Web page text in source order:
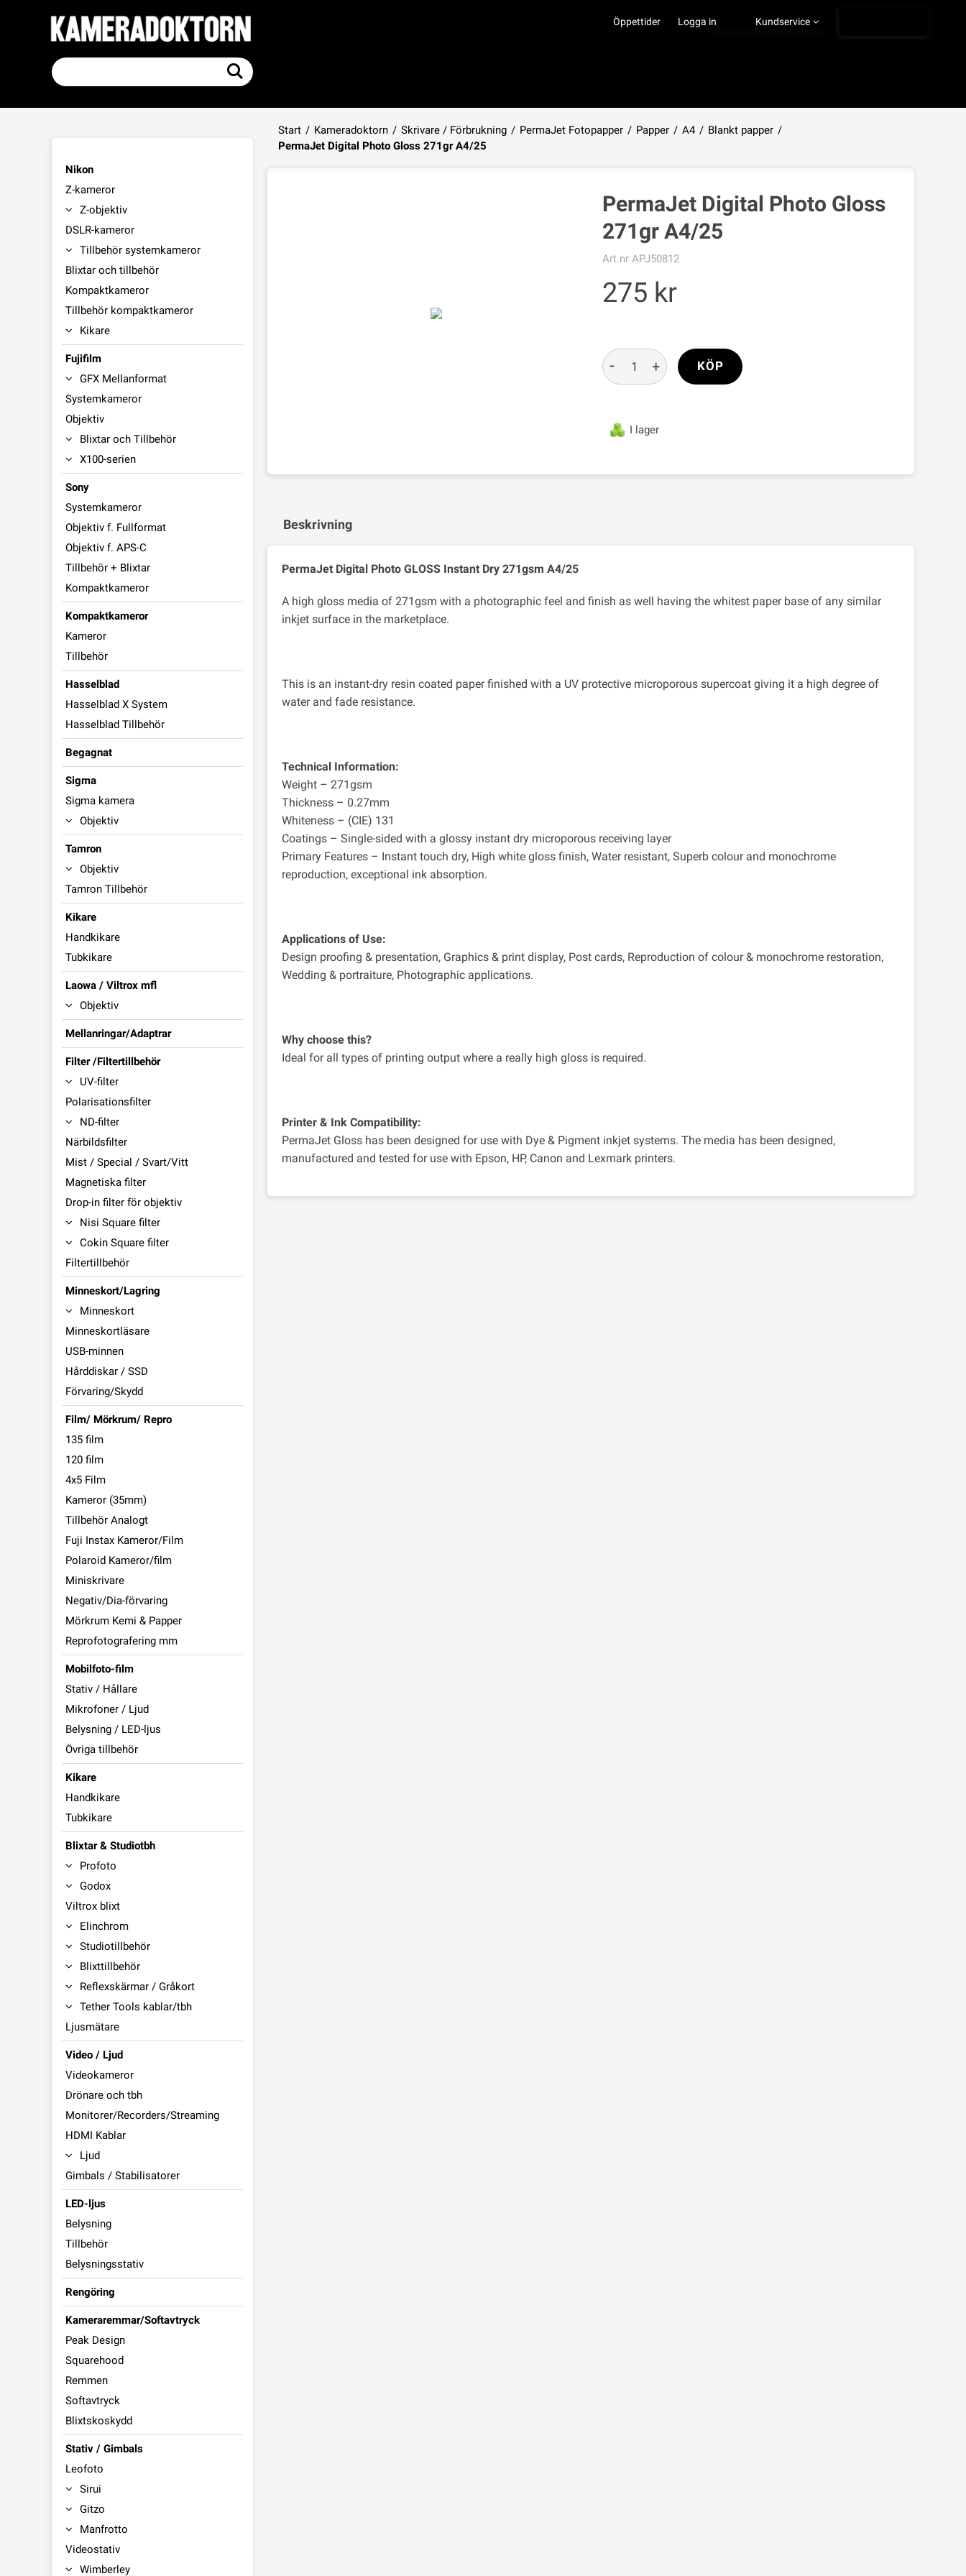
Öppettider Kundservice
Ångra köp
Logga in
Start / Kameradoktorn / Skrivare / Förbrukning / PermaJet Fotopapper / Papper / A4 / Blankt papper /
PermaJet Digital Photo Gloss 271gr A4/25
Nikon
Z-kameror
Z-objektiv
DSLR-kameror
Tillbehör systemkameror
Blixtar och tillbehör
Kompaktkameror
Tillbehör kompaktkameror
Kikare
Fujifilm
GFX Mellanformat
Systemkameror
Objektiv
Blixtar och Tillbehör
X100-serien
Sony
Systemkameror
Objektiv f. Fullformat
Objektiv f. APS-C
Tillbehör + Blixtar
Kompaktkameror
Kompaktkameror
Kameror
Tillbehör
Hasselblad
Hasselblad X System
Hasselblad Tillbehör
Begagnat
Sigma
Sigma kamera
Objektiv
Tamron
Objektiv
Tamron Tillbehör
Kikare
Handkikare
Tubkikare
Laowa / Viltrox mfl
Objektiv
Mellanringar/Adaptrar
Filter /Filtertillbehör
UV-filter
Polarisationsfilter
ND-filter
Närbildsfilter
Mist / Special / Svart/Vitt
Magnetiska filter
Drop-in filter för objektiv
Nisi Square filter
Cokin Square filter
Filtertillbehör
Minneskort/Lagring
Minneskort
Minneskortläsare
USB-minnen
Hårddiskar / SSD
Förvaring/Skydd
Film/ Mörkrum/ Repro
135 film
120 film
4x5 Film
Kameror (35mm)
Tillbehör Analogt
Fuji Instax Kameror/Film
Polaroid Kameror/film
Miniskrivare
Negativ/Dia-förvaring
Mörkrum Kemi & Papper
Reprofotografering mm
Mobilfoto-film
Stativ / Hållare
Mikrofoner / Ljud
Belysning / LED-ljus
Övriga tillbehör
Kikare
Handkikare
Tubkikare
Blixtar & Studiotbh
Profoto
Godox
Viltrox blixt
Elinchrom
Studiotillbehör
Blixttillbehör
Reflexskärmar / Gråkort
Tether Tools kablar/tbh
Ljusmätare
Video / Ljud
Videokameror
Drönare och tbh
Monitorer/Recorders/Streaming
HDMI Kablar
Ljud
Gimbals / Stabilisatorer
LED-ljus
Belysning
Tillbehör
Belysningsstativ
Rengöring
Kameraremmar/Softavtryck
Peak Design
Squarehood
Remmen
Softavtryck
Blixtskoskydd
Stativ / Gimbals
Leofoto
Sirui
Gitzo
Manfrotto
Videostativ
Wimberley
PermaJet Digital Photo Gloss
271gr A4/25
Art.nr APJ50812
275
I lager
- + KÖP
Beskrivning
PermaJet Digital Photo GLOSS Instant Dry 271gsm A4/25
A high gloss media of 271gsm with a photographic feel and finish as well having the whitest paper base of any similar
inkjet surface in the marketplace.
This is an instant-dry resin coated paper finished with a UV protective microporous supercoat giving it a high degree of
water and fade resistance.
Technical Information:
Weight – 271gsm
Thickness – 0.27mm
Whiteness – (CIE) 131
Coatings – Single-sided with a glossy instant dry microporous receiving layer
Primary Features – Instant touch dry, High white gloss finish, Water resistant, Superb colour and monochrome
reproduction, exceptional ink absorption.
Applications of Use:
Design proofing & presentation, Graphics & print display, Post cards, Reproduction of colour & monochrome restoration,
Wedding & portraiture, Photographic applications.
Why choose this?
Ideal for all types of printing output where a really high gloss is required.
Printer & Ink Compatibility:
PermaJet Gloss has been designed for use with Dye & Pigment inkjet systems. The media has been designed,
manufactured and tested for use with Epson, HP, Canon and Lexmark printers.